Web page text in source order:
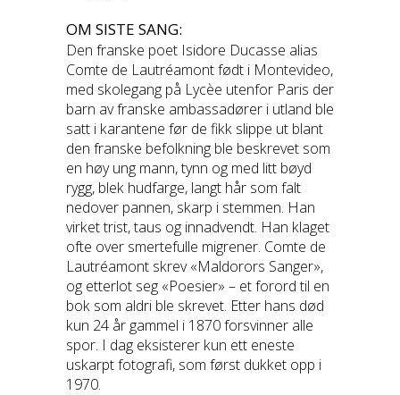
OM SISTE SANG:
Den franske poet Isidore Ducasse alias
Comte de Lautréamont født i Montevideo,
med skolegang på Lycèe utenfor Paris der
barn av franske ambassadører i utland ble
satt i karantene før de fikk slippe ut blant
den franske befolkning ble beskrevet som
en høy ung mann, tynn og med litt bøyd
rygg, blek hudfarge, langt hår som falt
nedover pannen, skarp i stemmen. Han
virket trist, taus og innadvendt. Han klaget
ofte over smertefulle migrener. Comte de
Lautréamont skrev «Maldorors Sanger»,
og etterlot seg «Poesier» – et forord til en
bok som aldri ble skrevet. Etter hans død
kun 24 år gammel i 1870 forsvinner alle
spor. I dag eksisterer kun ett eneste
uskarpt fotografi, som først dukket opp i
1970.